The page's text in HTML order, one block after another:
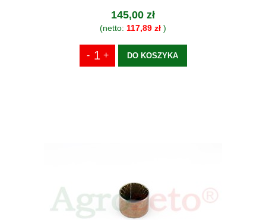
145,00 zł
(netto: 117,89 zł )
DO KOSZYKA